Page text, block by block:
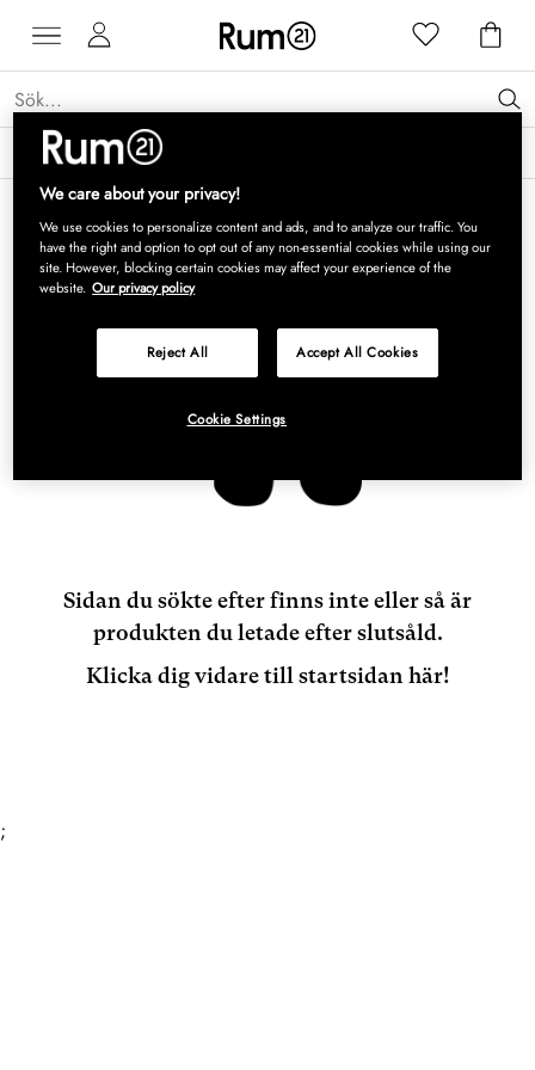
Få 15 % rabatt på Grythyttan Stålmöbler* →
Sidan du sökte efter finns inte eller så är
produkten du letade efter slutsåld.
Klicka dig vidare till startsidan här!
;
We care about your privacy!
We use cookies to personalize content and ads, and to analyze our traffic. You
have the right and option to opt out of any non-essential cookies while using our
site. However, blocking certain cookies may affect your experience of the
website. Our privacy policy
Reject All Accept All Cookies
Cookie Settings